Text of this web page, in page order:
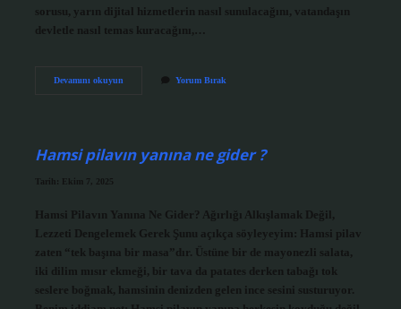
sorusu, yarın dijital hizmetlerin nasıl sunulacağını, vatandaşın
devletle nasıl temas kuracağını,…
Devamını okuyunSöğütlü
Yorum Bırak
Hamsi pilavın yanına ne gider ?
Tarih: Ekim 7, 2025
Hamsi Pilavın Yanına Ne Gider? Ağırlığı Alkışlamak Değil,
Lezzeti Dengelemek Gerek Şunu açıkça söyleyeyim: Hamsi pilav
zaten “tek başına bir masa”dır. Üstüne bir de mayonezli salata,
iki dilim mısır ekmeği, bir tava da patates derken tabağı tok
seslere boğmak, hamsinin denizden gelen ince sesini susturuyor.